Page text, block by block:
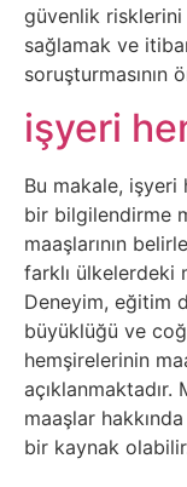
Para
Kadın
Kim
Kimdir
Kitap
güvenlik
sağlamak ve
soruşturmasının
işyeri
Bu makale, işyeri
bir bilgilendirme
maaşlarının
farklı ülkelerdeki
Deneyim, eğitim
büyüklüğü ve
hemşirelerinin
maaşlar
bir kaynak